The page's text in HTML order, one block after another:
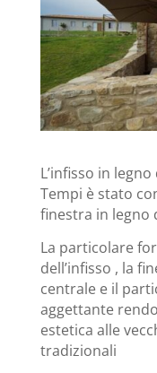
L’infisso in legno
Tempi è stato
finestra in legno
La particolare
dell’infisso , la
centrale e il
aggettante
estetica alle
tradizionali